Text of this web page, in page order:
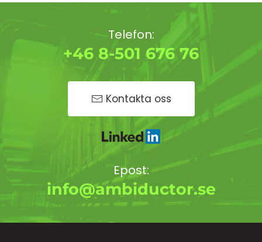
Telefon:
+46 8-501 676 76
Kontakta oss
Epost:
info@ambiductor.se